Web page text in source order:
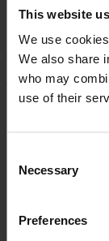
This website
We use
We also share
who may
use of their
Selection
Necessary
Preferences
Karriere
ESG
Information
Sortevej 12